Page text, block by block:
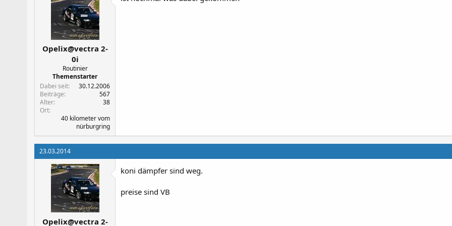
Opelix@vectra 2-
0i
Routinier
Themenstarter
Dabei seit
30.12.2006
Beiträge
567
Alter
38
Ort
40 kilometer vom
nürburgring
23.03.2014
Opelix@vectra 2-
koni dämpfer sind weg.
preise sind VB